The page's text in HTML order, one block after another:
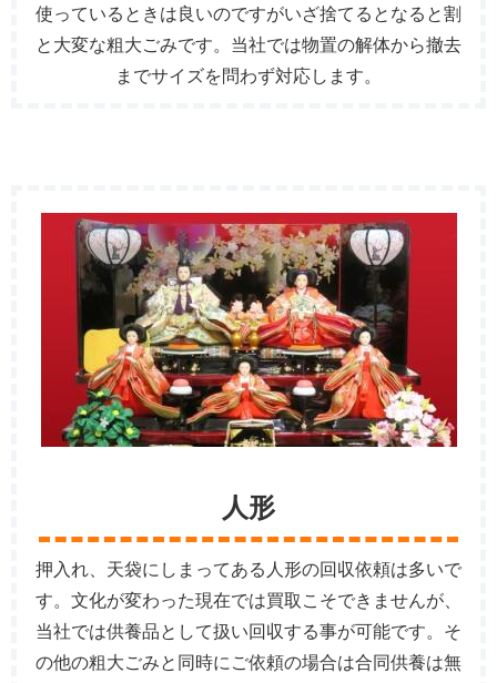
使っているときは良いのですがいざ捨てるとなると割
と大変な粗大ごみです。当社では物置の解体から撤去
までサイズを問わず対応します。
人形
押入れ、天袋にしまってある人形の回収依頼は多いで
す。文化が変わった現在では買取こそできませんが、
当社では供養品として扱い回収する事が可能です。そ
の他の粗大ごみと同時にご依頼の場合は合同供養は無